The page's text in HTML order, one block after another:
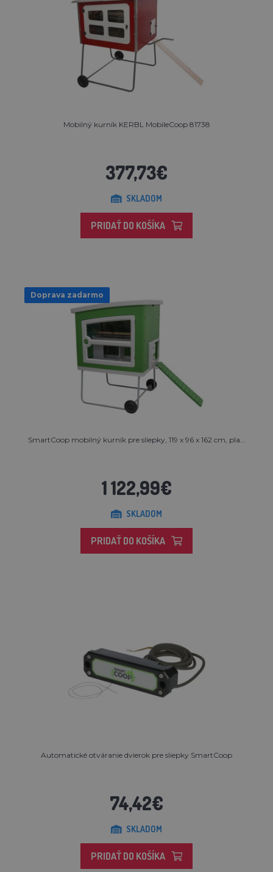
Mobilný kurník KERBL MobileCoop 81738
377,73€
SKLADOM
PRIDAŤ DO KOŠÍKA
Doprava zadarmo
SmartCoop mobilný kurník pre sliepky, 119 x 96 x 162 cm, pla...
1 122,99€
SKLADOM
PRIDAŤ DO KOŠÍKA
Automatické otváranie dvierok pre sliepky SmartCoop
74,42€
SKLADOM
PRIDAŤ DO KOŠÍKA